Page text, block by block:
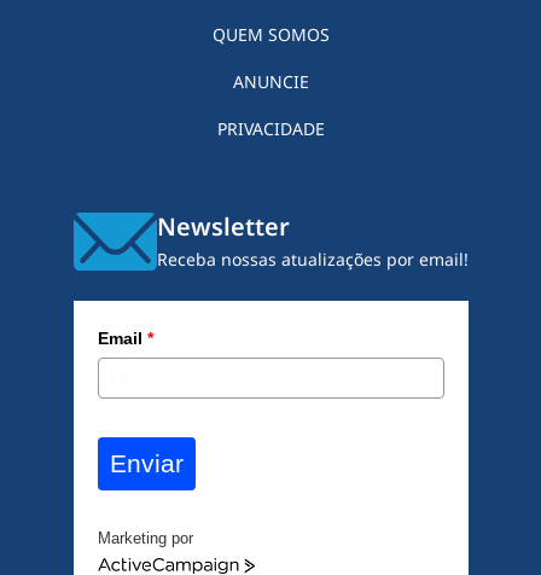
QUEM SOMOS
ANUNCIE
PRIVACIDADE
Newsletter
Receba nossas atualizações por email!
Email *
Enviar
Marketing por
A